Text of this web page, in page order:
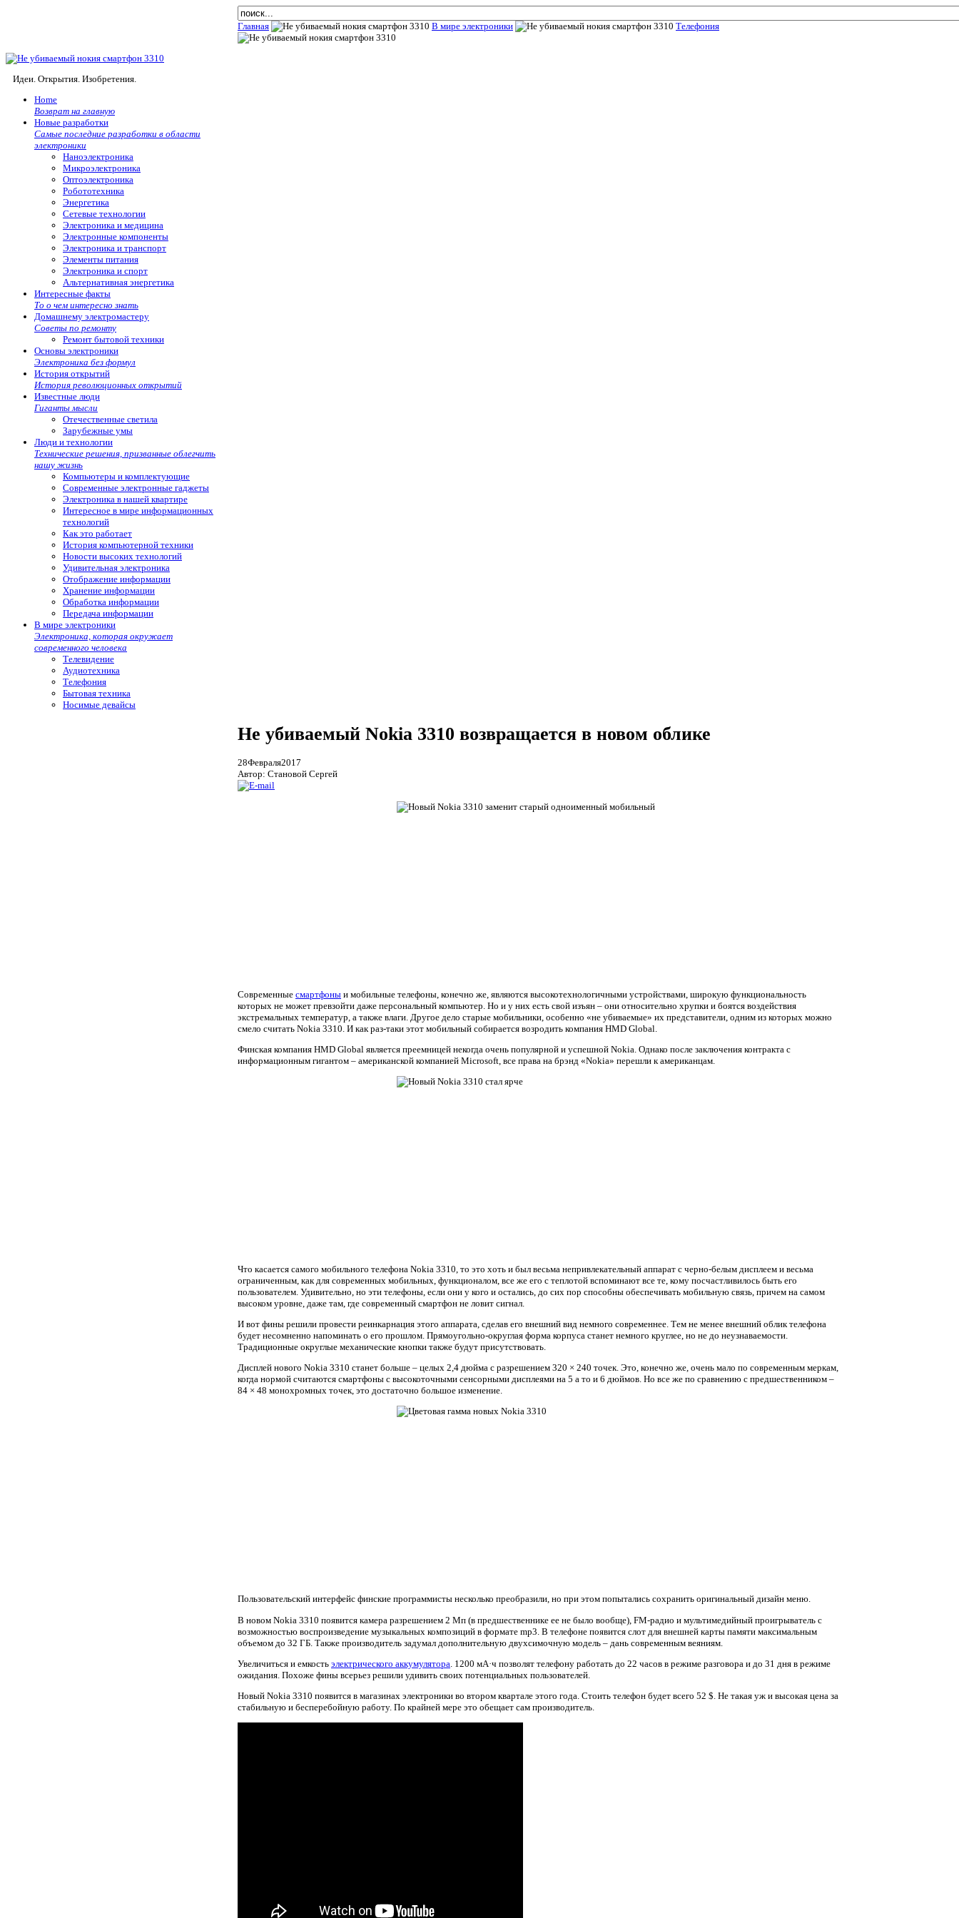
Главная В мире электроники Телефония
Идеи. Открытия. Изобретения.
Home
Возврат на главную
Новые разработки
Самые последние разработки в области
электроники
Наноэлектроника
Микроэлектроника
Оптоэлектроника
Робототехника
Энергетика
Сетевые технологии
Электроника и медицина
Электронные компоненты
Электроника и транспорт
Элементы питания
Электроника и спорт
Альтернативная энергетика
Интересные факты
То о чем интересно знать
Домашнему электромастеру
Советы по ремонту
Ремонт бытовой техники
Основы электроники
Электроника без формул
История открытий
История революционных открытий
Известные люди
Гиганты мысли
Отечественные светила
Зарубежные умы
Люди и технологии
Технические решения, призванные облегчить
нашу жизнь
Компьютеры и комплектующие
Современные электронные гаджеты
Электроника в нашей квартире
Интересное в мире информационных
технологий
Как это работает
История компьютерной техники
Новости высоких технологий
Удивительная электроника
Отображение информации
Хранение информации
Обработка информации
Передача информации
В мире электроники
Электроника, которая окружает
современного человека
Телевидение
Аудиотехника
Телефония
Бытовая техника
Носимые девайсы
Не убиваемый Nokia 3310 возвращается в новом облике
28Февраля2017
Автор: Становой Сергей
Современные смартфоны и мобильные телефоны, конечно же, являются высокотехнологичными устройствами, широкую функциональность
которых не может превзойти даже персональный компьютер. Но и у них есть свой изъян – они относительно хрупки и боятся воздействия
экстремальных температур, а также влаги. Другое дело старые мобильники, особенно «не убиваемые» их представители, одним из которых можно
смело считать Nokia 3310. И как раз-таки этот мобильный собирается возродить компания HMD Global.
Финская компания HMD Global является преемницей некогда очень популярной и успешной Nokia. Однако после заключения контракта с
информационным гигантом – американской компанией Microsoft, все права на брэнд «Nokia» перешли к американцам.
Что касается самого мобильного телефона Nokia 3310, то это хоть и был весьма непривлекательный аппарат с черно-белым дисплеем и весьма
ограниченным, как для современных мобильных, функционалом, все же его с теплотой вспоминают все те, кому посчастливилось быть его
пользователем. Удивительно, но эти телефоны, если они у кого и остались, до сих пор способны обеспечивать мобильную связь, причем на самом
высоком уровне, даже там, где современный смартфон не ловит сигнал.
И вот фины решили провести реинкарнация этого аппарата, сделав его внешний вид немного современнее. Тем не менее внешний облик телефона
будет несомненно напоминать о его прошлом. Прямоугольно-округлая форма корпуса станет немного круглее, но не до неузнаваемости.
Традиционные округлые механические кнопки также будут присутствовать.
Дисплей нового Nokia 3310 станет больше – целых 2,4 дюйма с разрешением 320 × 240 точек. Это, конечно же, очень мало по современным меркам,
когда нормой считаются смартфоны с высокоточными сенсорными дисплеями на 5 а то и 6 дюймов. Но все же по сравнению с предшественником –
84 × 48 монохромных точек, это достаточно большое изменение.
Пользовательский интерфейс финские программисты несколько преобразили, но при этом попытались сохранить оригинальный дизайн меню.
В новом Nokia 3310 появится камера разрешением 2 Мп (в предшественнике ее не было вообще), FM-радио и мультимедийный проигрыватель с
возможностью воспроизведение музыкальных композиций в формате mp3. В телефоне появится слот для внешней карты памяти максимальным
объемом до 32 ГБ. Также производитель задумал дополнительную двухсимочную модель – дань современным веяниям.
Увеличиться и емкость электрического аккумулятора . 1200 мА·ч позволят телефону работать до 22 часов в режиме разговора и до 31 дня в режиме
ожидания. Похоже фины всерьез решили удивить своих потенциальных пользователей.
Новый Nokia 3310 появится в магазинах электроники во втором квартале этого года. Стоить телефон будет всего 52 $. Не такая уж и высокая цена за
стабильную и бесперебойную работу. По крайней мере это обещает сам производитель.